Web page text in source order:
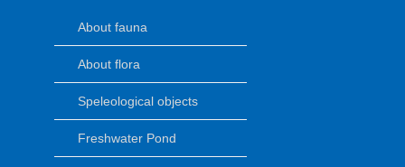
About fauna
About flora
Speleological objects
Freshwater Pond